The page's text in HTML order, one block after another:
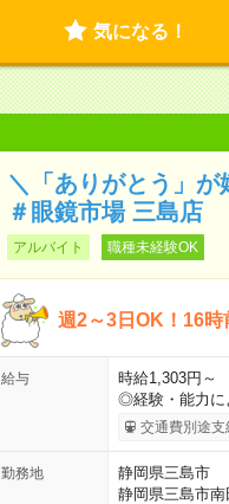
気になる！
＼「ありがとう」
＃眼鏡市場 三島店
アルバイト 職種未経験OK
週2～3日OK！16時
給与
時給1,303円～
◎経験・能力に
交通費別途支
勤務地
静岡県三島市
静岡県三島市南